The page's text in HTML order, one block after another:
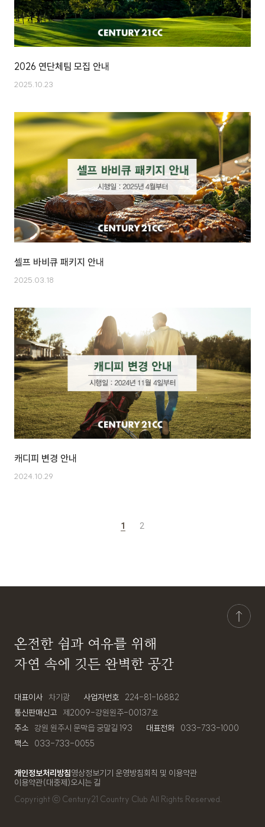
2026 연단체팀 모집 안내
2025.10.23
셀프 바비큐 패키지 안내
2025.03.18
캐디피 변경 안내
2024.10.29
1 2
온전한 쉼과 여유를 위해
자연 속에 깃든 완벽한 공간
대표이사 차기광 사업자번호
224-81-16882
통신판매신고
제2009-강원원주-00137호
주소 강원 원주시 문막읍 궁말길 193 대표전화
033-733-1000
팩스
033-733-0055
개인정보처리방침영상정보기기 운영방침회칙 및 이용약관
이용약관(대중제)오시는 길
Copyright ⓒ Century21 Country Club All Rights Reserved.